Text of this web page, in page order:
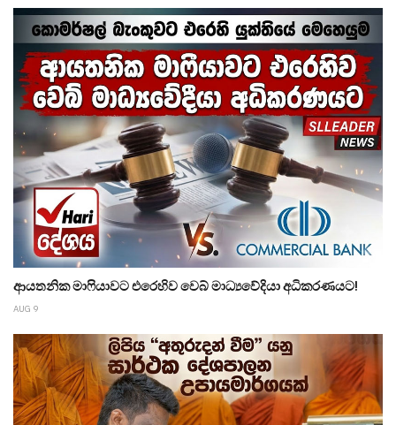
ආයතනික මාෆියාවට එරෙහිව වෙබ් මාධ්‍යවේදියා අධිකරණයට!
AUG 9